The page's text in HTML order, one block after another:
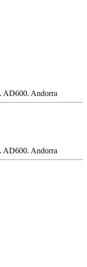
AD600. Andorra
AD600. Andorra